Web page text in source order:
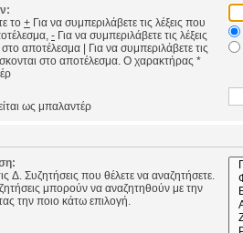
το + Για να συμπεριλάβετε τις λέξεις που
- Για να συμπεριλάβετε τις λέξεις
αποτέλεσμα | Για να συμπεριλάβετε τις
στο αποτέλεσμα. Ο χαρακτήρας *
ως μπαλαντέρ
Δ. Συζητήσεις που θέλετε να αναζητήσετε.
μπορούν να αναζητηθούν με την
την ποιο κάτω επιλογή.